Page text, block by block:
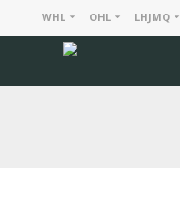
LHJMQ
OHL
WHL